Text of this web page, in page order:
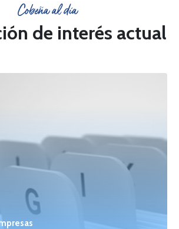
Cobeña al día
de interés actual